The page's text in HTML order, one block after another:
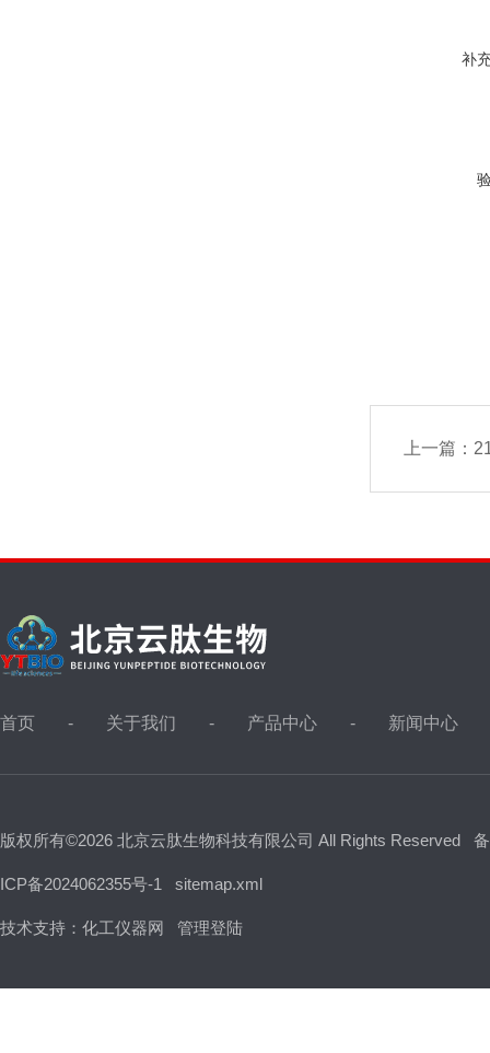
补
上一篇：
首页 关于我们 产品中心 新闻中心
版权所有©2026 北京云肽生物科技有限公司 All Rights Reserved
ICP备2024062355号-1 sitemap.xml
技术支持： 化工仪器网 管理登陆